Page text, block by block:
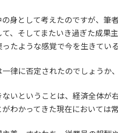
身として考えたのですが、筆
、そしてまたいき過ぎた成果
たような感覚で今を生きてい
律に否定されたのでしょうか
いということは、経済全体が
わかってきた現在においては